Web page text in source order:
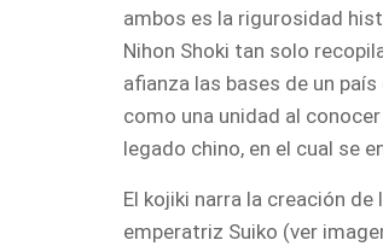
ambos es la rigurosidad
Nihon Shoki tan solo
afianza las bases de un
como una unidad al
legado chino, en el cual se
El kojiki narra la creación
emperatriz Suiko (ver